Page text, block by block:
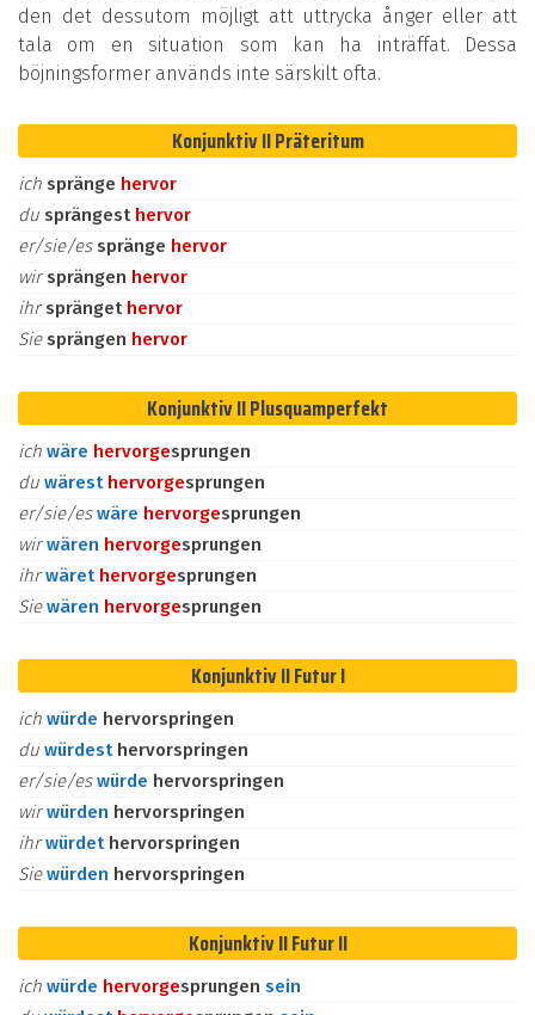
den det dessutom möjligt att uttrycka ånger eller att
tala om en situation som kan ha inträffat. Dessa
böjningsformer används inte särskilt ofta.
Konjunktiv II Präteritum
ich spränge hervor
du sprängest hervor
er/sie/es spränge hervor
wirsprängen hervor
ihrspränget hervor
Sie sprängen hervor
Konjunktiv II Plusquamperfekt
ich wäre hervorgesprungen
du wärest hervorgesprungen
er/sie/eswäre hervorgesprungen
wirwären hervorgesprungen
ihrwäret hervorgesprungen
Siewären hervorgesprungen
Konjunktiv II Futur I
ich würde hervorspringen
du würdest hervorspringen
er/sie/eswürde hervorspringen
wirwürden hervorspringen
ihrwürdet hervorspringen
Siewürden hervorspringen
Konjunktiv II Futur II
ich würde hervorgesprungen sein